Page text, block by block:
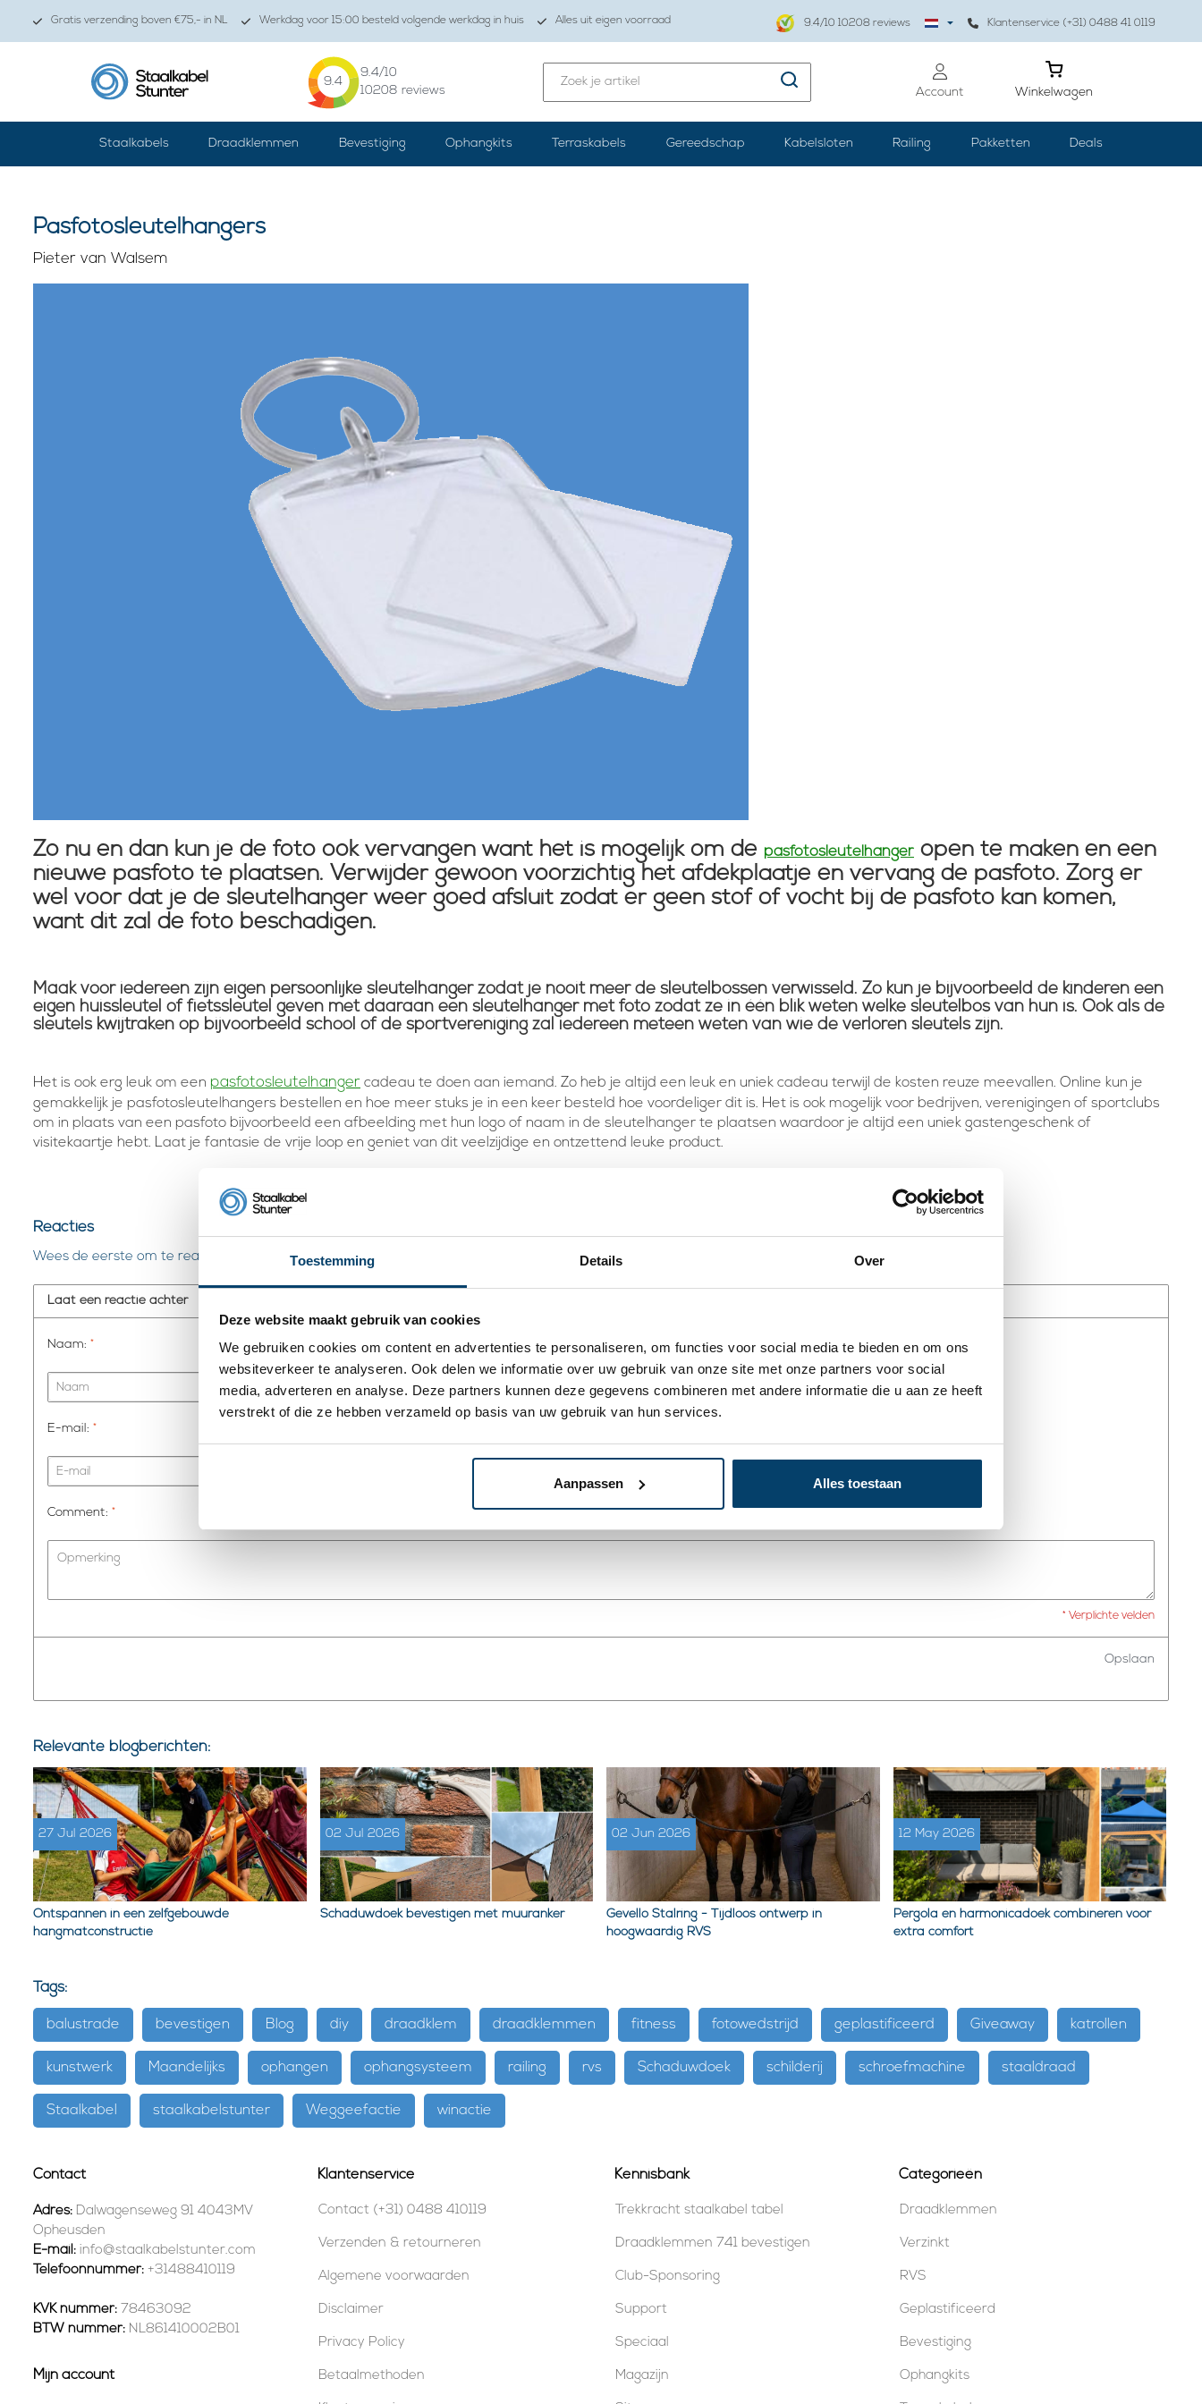
Toestemming Details Over
Deze website maakt gebruik van cookies
We gebruiken cookies om content en advertenties te personaliseren, om functies voor social media te bieden en om ons
websiteverkeer te analyseren. Ook delen we informatie over uw gebruik van onze site met onze partners voor social
media, adverteren en analyse. Deze partners kunnen deze gegevens combineren met andere informatie die u aan ze heeft
verstrekt of die ze hebben verzameld op basis van uw gebruik van hun services.
Aanpassen Alles toestaan
Gratis verzending boven €75,- in NL Werkdag voor 15:00 besteld volgende werkdag in huis Alles uit eigen voorraad 9.4/10 10208 reviews Klantenservice (+31) 0488 41 0119
9.4
9.4/10
10208 reviews Account Winkelwagen
Staalkabels Draadklemmen Bevestiging Ophangkits Terraskabels Gereedschap Kabelsloten Railing Pakketten Deals
Pasfotosleutelhangers
Pieter van Walsem
Zo nu en dan kun je de foto ook vervangen want het is mogelijk om de pasfotosleutelhanger open te maken en een
nieuwe pasfoto te plaatsen. Verwijder gewoon voorzichtig het afdekplaatje en vervang de pasfoto. Zorg er
wel voor dat je de sleutelhanger weer goed afsluit zodat er geen stof of vocht bij de pasfoto kan komen,
want dit zal de foto beschadigen.
Maak voor iedereen zijn eigen persoonlijke sleutelhanger zodat je nooit meer de sleutelbossen verwisseld. Zo kun je bijvoorbeeld de kinderen een
eigen huissleutel of fietssleutel geven met daaraan een sleutelhanger met foto zodat ze in één blik weten welke sleutelbos van hun is. Ook als de
sleutels kwijtraken op bijvoorbeeld school of de sportvereniging zal iedereen meteen weten van wie de verloren sleutels zijn.
Het is ook erg leuk om een pasfotosleutelhanger cadeau te doen aan iemand. Zo heb je altijd een leuk en uniek cadeau terwijl de kosten reuze meevallen. Online kun je
gemakkelijk je pasfotosleutelhangers bestellen en hoe meer stuks je in een keer besteld hoe voordeliger dit is. Het is ook mogelijk voor bedrijven, verenigingen of sportclubs
om in plaats van een pasfoto bijvoorbeeld een afbeelding met hun logo of naam in de sleutelhanger te plaatsen waardoor je altijd een uniek gastengeschenk of
visitekaartje hebt. Laat je fantasie de vrije loop en geniet van dit veelzijdige en ontzettend leuke product.
Reacties
Wees de eerste om te reageren...
Laat een reactie achter
Naam: *
E-mail: *
Comment: *
* Verplichte velden
Opslaan
Relevante blogberichten:
27 Jul 2026
Ontspannen in een zelfgebouwde
hangmatconstructie
02 Jul 2026
Schaduwdoek bevestigen met muuranker
02 Jun 2026
Gevello Stalring - Tijdloos ontwerp in
hoogwaardig RVS
12 May 2026
Pergola en harmonicadoek combineren voor
extra comfort
Tags:
balustrade bevestigen Blog diy draadklem draadklemmen fitness fotowedstrijd geplastificeerd Giveaway katrollen
kunstwerk Maandelijks ophangen ophangsysteem railing rvs Schaduwdoek schilderij schroefmachine staaldraad
Staalkabel staalkabelstunter Weggeefactie winactie
Contact
Adres: Dalwagenseweg 91 4043MV
Opheusden
E-mail: info@staalkabelstunter.com
Telefoonnummer: +31488410119
KVK nummer: 78463092
BTW nummer: NL861410002B01
Mijn account
Klantenservice
Contact (+31) 0488 410119
Verzenden & retourneren
Algemene voorwaarden
Disclaimer
Privacy Policy
Betaalmethoden
Kennisbank
Trekkracht staalkabel tabel
Draadklemmen 741 bevestigen
Club-Sponsoring
Support
Speciaal
Magazijn
Categorieën
Draadklemmen
Verzinkt
RVS
Geplastificeerd
Bevestiging
Ophangkits